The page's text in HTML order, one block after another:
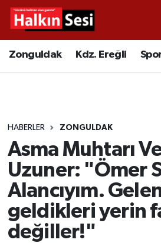
Zonguldak Kdz. Ereğli
HABERLER ZONGULDAK
Asma Muhtarı
Uzuner: "Ömer
Alancıyım.
geldikleri yerin
değiller!"
Video
Çaycuma
Alaplı
Asayiş
Bartın
Merkez Hava Durumu
Tüm Manşetler
Son Dakika Haberleri
Haber Arşivi